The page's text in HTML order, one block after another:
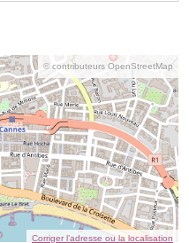
© contributeurs OpenStreetMap
Corriger l’adresse ou la localisation